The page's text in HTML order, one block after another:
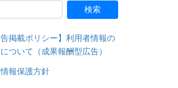
告掲載ポリシー】利用者情報の
ついて（成果報酬型広告）
報保護方針